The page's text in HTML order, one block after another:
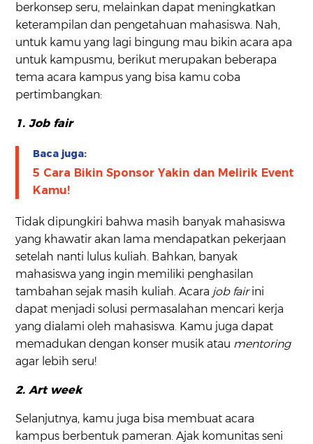
berkonsep seru, melainkan dapat meningkatkan
keterampilan dan pengetahuan mahasiswa. Nah,
untuk kamu yang lagi bingung mau bikin acara apa
untuk kampusmu, berikut merupakan beberapa
tema acara kampus yang bisa kamu coba
pertimbangkan:
1. Job fair
Baca juga:
5 Cara Bikin Sponsor Yakin dan Melirik Event
Kamu!
Tidak dipungkiri bahwa masih banyak mahasiswa
yang khawatir akan lama mendapatkan pekerjaan
setelah nanti lulus kuliah. Bahkan, banyak
mahasiswa yang ingin memiliki penghasilan
tambahan sejak masih kuliah. Acara job fairini
dapat menjadi solusi permasalahan mencari kerja
yang dialami oleh mahasiswa. Kamu juga dapat
memadukan dengan konser musik atau mentoring
agar lebih seru!
2. Art week
Selanjutnya, kamu juga bisa membuat acara
kampus berbentuk pameran. Ajak komunitas seni